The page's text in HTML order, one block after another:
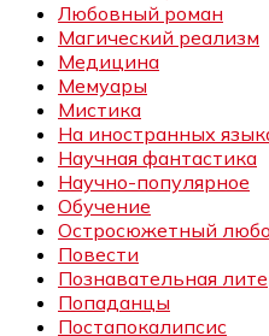
Любовный роман
Магический реализм
Медицина
Мемуары
Мистика
На иностранных
Научная фантастика
Научно-популярное
Обучение
Остросюжетный
Повести
Познавательная
Попаданцы
Постапокалипсис